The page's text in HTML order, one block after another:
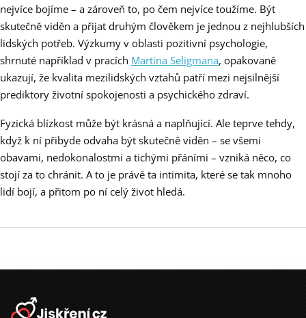
nejvíce bojíme – a zároveň to, po čem nejvíce toužíme. Být
skutečně viděn a přijat druhým člověkem je jednou z nejhlubších
lidských potřeb. Výzkumy v oblasti pozitivní psychologie,
shrnuté například v pracích Martina Seligmana, opakovaně
ukazují, že kvalita mezilidských vztahů patří mezi nejsilnější
prediktory životní spokojenosti a psychického zdraví.
Fyzická blízkost může být krásná a naplňující. Ale teprve tehdy,
když k ní přibyde odvaha být skutečně viděn – se všemi
obavami, nedokonalostmi a tichými přáními – vzniká něco, co
stojí za to chránit. A to je právě ta intimita, které se tak mnoho
lidí bojí, a přitom po ní celý život hledá.